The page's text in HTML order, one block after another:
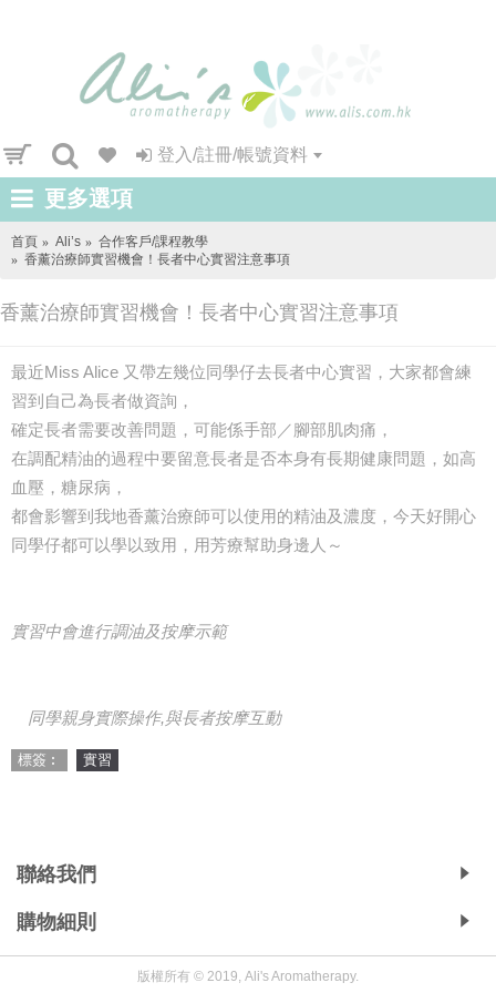
登入/註冊/帳號資料
更多選項
首頁 Ali’s
合作客戶/課程教學
香薰治療師實習機會！長者中心實習注意事項
香薰治療師實習機會！長者中心實習注意事項
最近Miss Alice 又帶左幾位同學仔去長者中心實習，大家都會練
習到自己為長者做資詢，
確定長者需要改善問題，可能係手部／腳部肌肉痛，
在調配精油的過程中要留意長者是否本身有長期健康問題，如高
血壓，糖尿病，
都會影響到我地香薰治療師可以使用的精油及濃度，今天好開心
同學仔都可以學以致用，用芳療幫助身邊人～
實習中會進行調油及按摩示範
同學親身實際操作,與長者按摩互動
標簽︰ 實習
聯絡我們
購物細則
版權所有 © 2019, Ali's Aromatherapy.